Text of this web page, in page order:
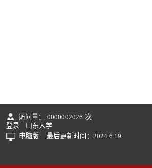
访问量： 0000002026 次
登录
山东大学
电脑版
最后更新时间： 2024.6.19